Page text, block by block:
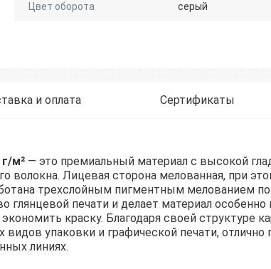
Цвет оборота серый
и оплата Сертификаты
м² — это премиальный материал с высокой
волокна. Лицевая сторона мелованная, при
трехслойным пигментным мелованием по
глянцевой печати и делает материал
краску. Благодаря своей структуре
видов упаковки и графической печати, отлично
линиях.